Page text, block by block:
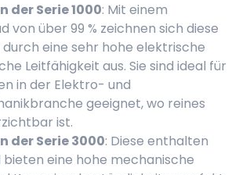
der Serie 1000: Mit einem
von über 99 % zeichnen sich diese
durch eine sehr hohe elektrische
Leitfähigkeit aus. Sie sind ideal für
in der Elektro- und
geeignet, wo reines
ist.
der Serie 3000: Diese enthalten
bieten eine hohe mechanische